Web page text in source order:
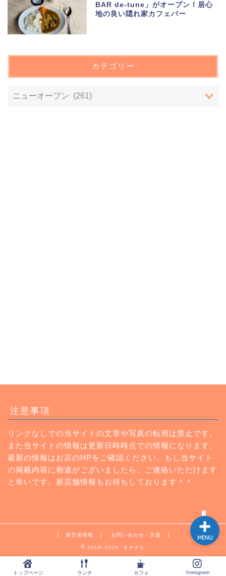
BAR de-tune」がオープン！居心
地の良い隠れ家カフェバー
カテゴリー
注意事項
リンクなしでの当サイトの文章や写真の転用は禁止です。
また当サイトの情報は更新日時時点での情報になります。
最新の情報はお店のHPをご確認ください。もし当サイト
の掲載内容に相違がございましたら、ご連絡いただけます
と幸いです。新店舗情報もお待ちしております＾＾
運営者情報 お問い合わせ・支援
2018–2026 キチナビ
トップページ ランチ カフェ Instagram
MENU
カフェ
Instagram